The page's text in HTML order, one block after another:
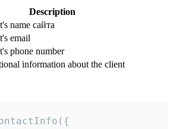
Description
name сайта
email
phone number
information about the client